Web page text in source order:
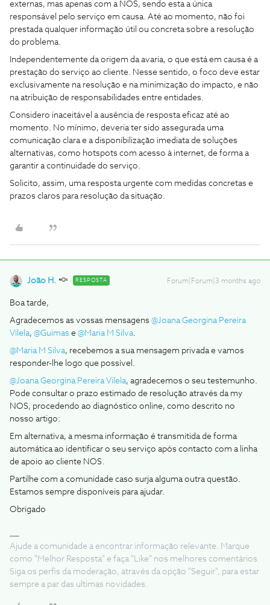
externas, mas apenas com a NOS, sendo esta a única
responsável pelo serviço em causa. Até ao momento, não foi
prestada qualquer informação útil ou concreta sobre a resolução
do problema.
Independentemente da origem da avaria, o que está em causa é a
prestação do serviço ao cliente. Nesse sentido, o foco deve estar
exclusivamente na resolução e na minimização do impacto, e não
na atribuição de responsabilidades entre entidades.
Considero inaceitável a ausência de resposta eficaz até ao
momento. No mínimo, deveria ter sido assegurada uma
comunicação clara e a disponibilização imediata de soluções
alternativas, como hotspots com acesso à internet, de forma a
garantir a continuidade do serviço.
Solicito, assim, uma resposta urgente com medidas concretas e
prazos claros para resolução da situação.
João H. RESPOSTA Forum|Forum|3 months ago
Boa tarde,
Agradecemos as vossas mensagens ​ @Joana Georgina Pereira
Vilela, ​ @Guimas e ​ @Maria M Silva.
@Maria M Silva, recebemos a sua mensagem privada e vamos
responder-lhe logo que possível.
@Joana Georgina Pereira Vilela, agradecemos o seu testemunho.
Pode consultar o prazo estimado de resolução através da my
NOS, procedendo ao diagnóstico online, como descrito no
nosso artigo:
Em alternativa, a mesma informação é transmitida de forma
automática ao identificar o seu serviço após contacto com a linha
de apoio ao cliente NOS.
Partilhe com a comunidade caso surja alguma outra questão.
Estamos sempre disponíveis para ajudar.
Obrigado
Ajude a comunidade a encontrar informação relevante. Marque
como "Melhor Resposta" e faça "Like" nos melhores comentários.
Siga os perfis da moderação, através da opção "Seguir", para estar
sempre a par das ultimas novidades.